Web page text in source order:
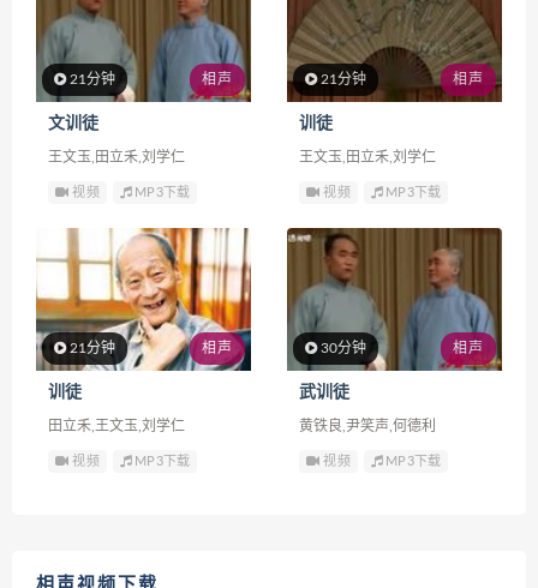
21分钟 相声
文训徒
王文玉,田立禾,刘学仁
视频 MP3下载
21分钟 相声
训徒
王文玉,田立禾,刘学仁
视频 MP3下载
21分钟 相声
训徒
田立禾,王文玉,刘学仁
视频 MP3下载
30分钟 相声
武训徒
黄铁良,尹笑声,何德利
视频 MP3下载